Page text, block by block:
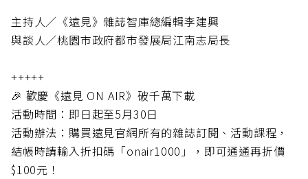
主持人／《遠見》雜誌智庫總編輯李建興
與談人／桃園市政府都市發展局江南志局長
+++++
🎉 歡慶《遠見 ON AIR》破千萬下載
活動時間：即日起至5月30日
活動辦法：購買遠見官網所有的雜誌訂閱、活動課程，
結帳時請輸入折扣碼「onair1000」，即可通通再折價
$100元！